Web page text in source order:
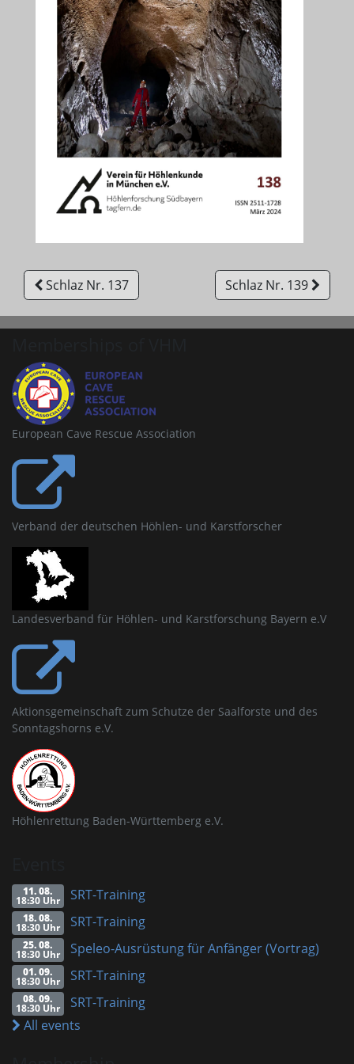
Schlaz Nr. 137 Schlaz Nr. 139
European Cave Rescue Association
Verband der deutschen Höhlen- und Karstforscher
Landesverband für Höhlen- und Karstforschung Bayern e.V
Aktionsgemeinschaft zum Schutze der Saalforste und des
Sonntagshorns e.V.
Höhlenrettung Baden-Württemberg e.V.
11. 08.
18:30 Uhr SRT-Training
18. 08.
18:30 Uhr SRT-Training
25. 08.
18:30 Uhr Speleo-Ausrüstung für Anfänger (Vortrag)
01. 09.
18:30 Uhr SRT-Training
08. 09.
18:30 Uhr
SRT-Training
All events